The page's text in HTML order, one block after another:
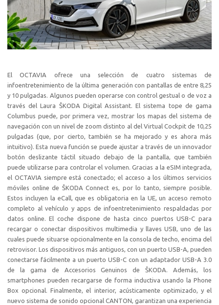
El OCTAVIA ofrece una selección de cuatro sistemas de
infoentretenimiento de la última generación con pantallas de entre 8,25
y 10 pulgadas. Algunos pueden operarse con control gestual o de voz a
través del Laura ŠKODA Digital Assistant. El sistema tope de gama
Columbus puede, por primera vez, mostrar los mapas del sistema de
navegación con un nivel de zoom distinto al del Virtual Cockpit de 10,25
pulgadas (que, por cierto, también se ha mejorado y es ahora más
intuitivo). Esta nueva función se puede ajustar a través de un innovador
botón deslizante táctil situado debajo de la pantalla, que también
puede utilizarse para controlar el volumen. Gracias a la eSIM integrada,
el OCTAVIA siempre está conectado; el acceso a los últimos servicios
móviles online de ŠKODA Connect es, por lo tanto, siempre posible.
Estos incluyen la eCall, que es obligatoria en la UE, un acceso remoto
completo al vehículo y apps de infoentretenimiento respaldadas por
datos online. El coche dispone de hasta cinco puertos USB-C para
recargar o conectar dispositivos multimedia y llaves USB, uno de las
cuales puede situarse opcionalmente en la consola de techo, encima del
retrovisor. Los dispositivos más antiguos, con un puerto USB-A, pueden
conectarse fácilmente a un puerto USB-C con un adaptador USB-A 3.0
de la gama de Accesorios Genuinos de ŠKODA. Además, los
smartphones pueden recargarse de forma inductiva usando la Phone
Box opcional. Finalmente, el interior, acústicamente optimizado, y el
nuevo sistema de sonido opcional CANTON, garantizan una experiencia